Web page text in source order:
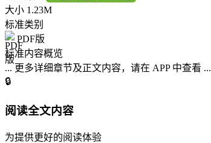
大小 1.23M
标准类别
PDF版
标准内容概览
... 更多详细章节及正文内容，请在 APP 中查看 ...
🔒
阅读全文内容
为提供更好的阅读体验